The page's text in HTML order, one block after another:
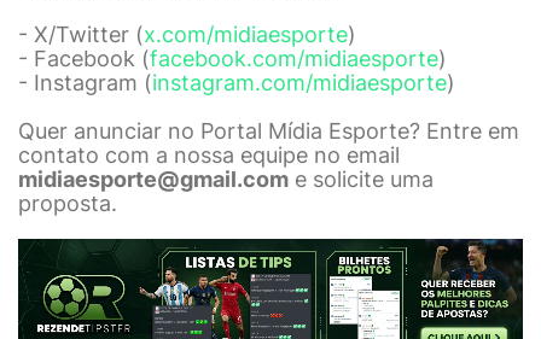
- X/Twitter (x.com/midiaesporte)
- Facebook (facebook.com/midiaesporte)
- Instagram (instagram.com/midiaesporte)
Quer anunciar no Portal Mídia Esporte? Entre em
contato com a nossa equipe no email
midiaesporte@gmail.com e solicite uma
proposta.